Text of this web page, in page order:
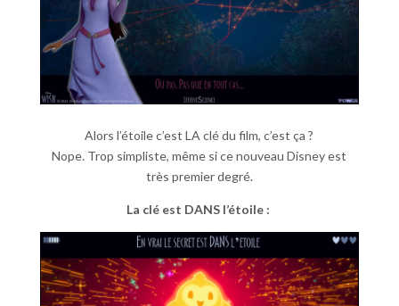
Alors l’étoile c’est LA clé du film, c’est ça ?
Nope. Trop simpliste, même si ce nouveau Disney est
très premier degré.
La clé est DANS l’étoile :